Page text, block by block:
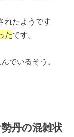
れたようです
たです。
でいるそう。
丹の混雑状